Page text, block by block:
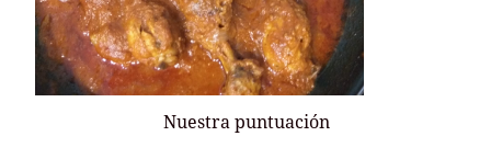
Nuestra puntuación